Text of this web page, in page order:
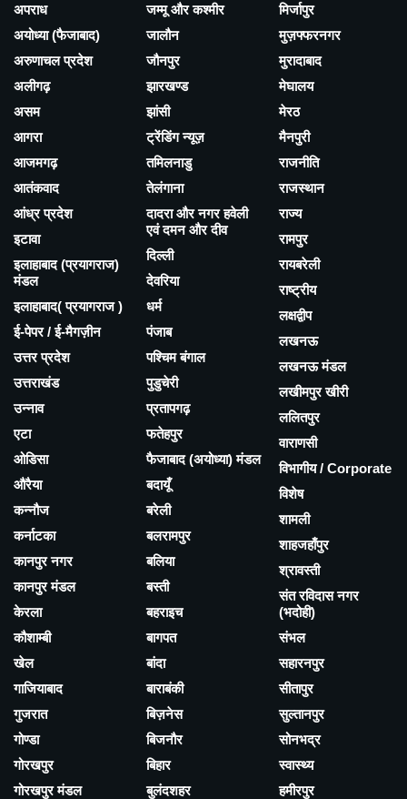
अपराध
अयोध्या (फैजाबाद)
अरुणाचल प्रदेश
अलीगढ़
असम
आगरा
आजमगढ़
आतंकवाद
आंध्र प्रदेश
इटावा
इलाहाबाद (प्रयागराज)
मंडल
इलाहाबाद( प्रयागराज )
ई-पेपर / ई-मैगज़ीन
उत्तर प्रदेश
उत्तराखंड
उन्नाव
एटा
ओडिसा
औरैया
कन्नौज
कर्नाटका
कानपुर नगर
कानपुर मंडल
केरला
कौशाम्बी
खेल
गाजियाबाद
गुजरात
गोण्डा
गोरखपुर
गोरखपुर मंडल
जम्मू और कश्मीर
जालौन
जौनपुर
झारखण्ड
झांसी
ट्रेंडिंग न्यूज़
तमिलनाडु
तेलंगाना
दादरा और नगर हवेली
एवं दमन और दीव
दिल्ली
देवरिया
धर्म
पंजाब
पश्चिम बंगाल
पुडुचेरी
प्रतापगढ़
फतेहपुर
फैजाबाद (अयोध्या) मंडल
बदायूँ
बरेली
बलरामपुर
बलिया
बस्ती
बहराइच
बागपत
बांदा
बाराबंकी
बिज़नेस
बिजनौर
बिहार
बुलंदशहर
मिर्जापुर
मुज़फ्फरनगर
मुरादाबाद
मेघालय
मेरठ
मैनपुरी
राजनीति
राजस्थान
राज्य
रामपुर
रायबरेली
राष्ट्रीय
लक्षद्वीप
लखनऊ
लखनऊ मंडल
लखीमपुर खीरी
ललितपुर
वाराणसी
विभागीय / Corporate
विशेष
शामली
शाहजहाँपुर
श्रावस्ती
संत रविदास नगर
(भदोही)
संभल
सहारनपुर
सीतापुर
सुल्तानपुर
सोनभद्र
स्वास्थ्य
हमीरपुर